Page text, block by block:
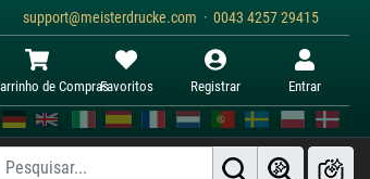
support@meisterdrucke.com · 0043 4257 29415
de ComprasFavoritos Registrar Entrar